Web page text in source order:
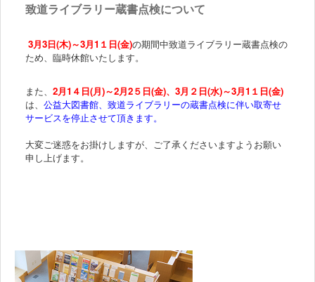
致道ライブラリー蔵書点検について
3月3日(木)～3月1１日(金)の期間中致道ライブラリー蔵書点検の
ため、臨時休館いたします。
また、 2月1４日(月)～2月2５日(金)、3月２日(水)～3月1１日(金)
は、 公益大図書館、致道ライブラリーの蔵書点検に伴い取寄せ
サービスを停止させて頂きます。
大変ご迷惑をお掛けしますが、ご了承くださいますようお願い
申し上げます。